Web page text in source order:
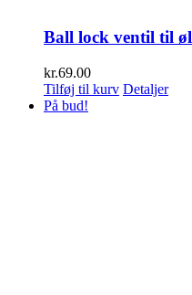
Ball lock ventil til øl
kr.69.00
Tilføj til kurv Detaljer
På bud!